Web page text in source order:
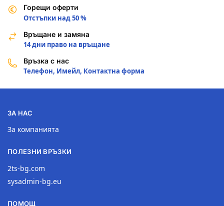
Горещи оферти
Отстъпки над 50 %
Връщане и замяна
14 дни право на връщане
Връзка с нас
Телефон, Имейл, Контактна форма
ЗА НАС
За компанията
ПОЛЕЗНИ ВРЪЗКИ
2ts-bg.com
sysadmin-bg.eu
ПОМОЩ